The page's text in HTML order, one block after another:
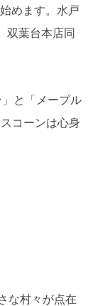
めます。水戸
双葉台本店同
と「メープル
コーンは心身
な村々が点在